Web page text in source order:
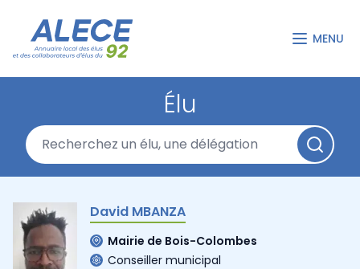
MENU
Élu
David MBANZA
Mairie de Bois-Colombes
Conseiller municipal